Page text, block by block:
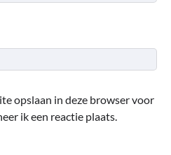
opslaan in deze browser voor
ik een reactie plaats.